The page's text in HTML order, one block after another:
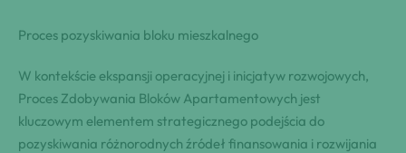
Proces pozyskiwania bloku mieszkalnego
W kontekście ekspansji operacyjnej i inicjatyw rozwojowych,
Proces Zdobywania Bloków Apartamentowych jest
kluczowym elementem strategicznego podejścia do
pozyskiwania różnorodnych źródeł finansowania i rozwijania